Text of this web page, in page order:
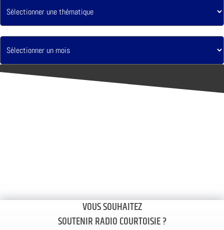
VOUS SOUHAITEZ
SOUTENIR RADIO COURTOISIE ?